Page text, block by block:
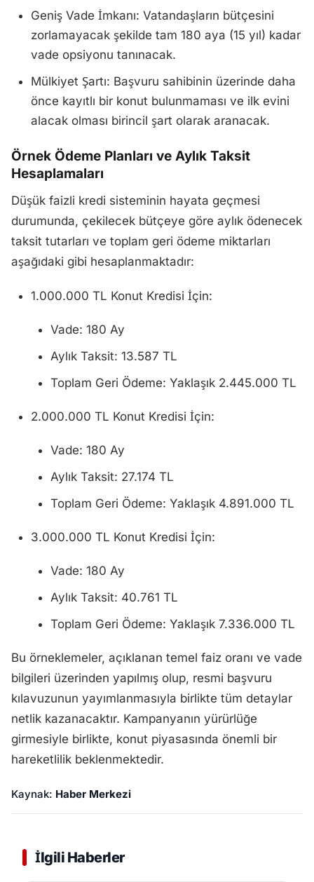
Geniş Vade İmkanı: Vatandaşların bütçesini
zorlamayacak şekilde tam 180 aya (15 yıl) kadar
vade opsiyonu tanınacak.
Mülkiyet Şartı: Başvuru sahibinin üzerinde daha
önce kayıtlı bir konut bulunmaması ve ilk evini
alacak olması birincil şart olarak aranacak.
Örnek Ödeme Planları ve Aylık Taksit
Hesaplamaları
Düşük faizli kredi sisteminin hayata geçmesi
durumunda, çekilecek bütçeye göre aylık ödenecek
taksit tutarları ve toplam geri ödeme miktarları
aşağıdaki gibi hesaplanmaktadır:
1.000.000 TL Konut Kredisi İçin:
Vade: 180 Ay
Aylık Taksit: 13.587 TL
Toplam Geri Ödeme: Yaklaşık 2.445.000 TL
2.000.000 TL Konut Kredisi İçin:
Vade: 180 Ay
Aylık Taksit: 27.174 TL
Toplam Geri Ödeme: Yaklaşık 4.891.000 TL
3.000.000 TL Konut Kredisi İçin:
Vade: 180 Ay
Aylık Taksit: 40.761 TL
Toplam Geri Ödeme: Yaklaşık 7.336.000 TL
Bu örneklemeler, açıklanan temel faiz oranı ve vade
bilgileri üzerinden yapılmış olup, resmi başvuru
kılavuzunun yayımlanmasıyla birlikte tüm detaylar
netlik kazanacaktır. Kampanyanın yürürlüğe
girmesiyle birlikte, konut piyasasında önemli bir
hareketlilik beklenmektedir.
Kaynak: Haber Merkezi
İlgili Haberler